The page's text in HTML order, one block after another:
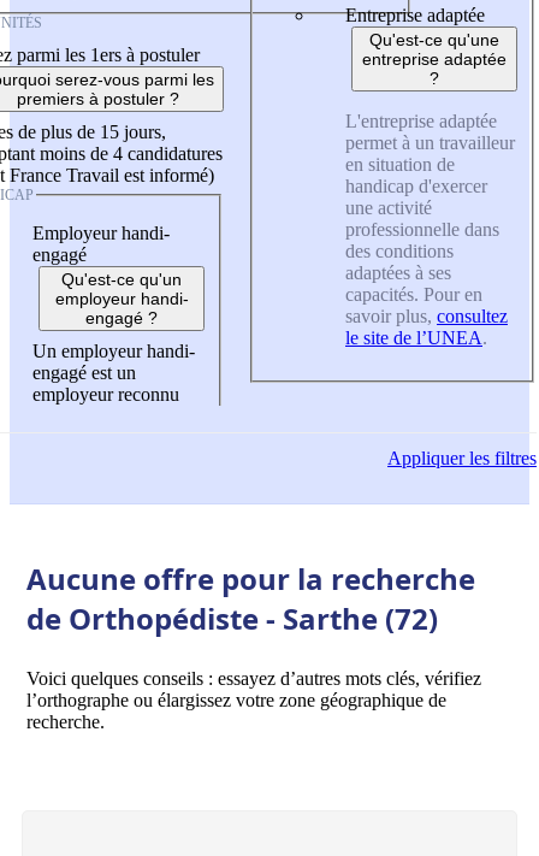
parmi les 1ers à postuler
serez-vous parmi les
premiers à postuler ?
de plus de 15 jours,
moins de 4 candidatures
France Travail est informé)
Employeur handi-
engagé
Qu'est-ce qu'un
employeur handi-
engagé ?
Un employeur handi-
engagé est un
employeur reconnu
Entreprise adaptée
Qu'est-ce qu'une
entreprise adaptée
?
L'entreprise adaptée
permet à un travailleur
en situation de
handicap d'exercer
une activité
professionnelle dans
des conditions
adaptées à ses
capacités. Pour en
savoir plus, consultez
le site de l’UNEA.
Appliquerles filtres
Aucune offre pour la recherche
de Orthopédiste - Sarthe (72)
Voici quelques conseils : essayez d’autres mots clés, vérifiez
l’orthographe ou élargissez votre zone géographique de
recherche.